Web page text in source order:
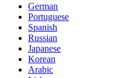
German
Portuguese
Spanish
Russian
Japanese
Korean
Arabic